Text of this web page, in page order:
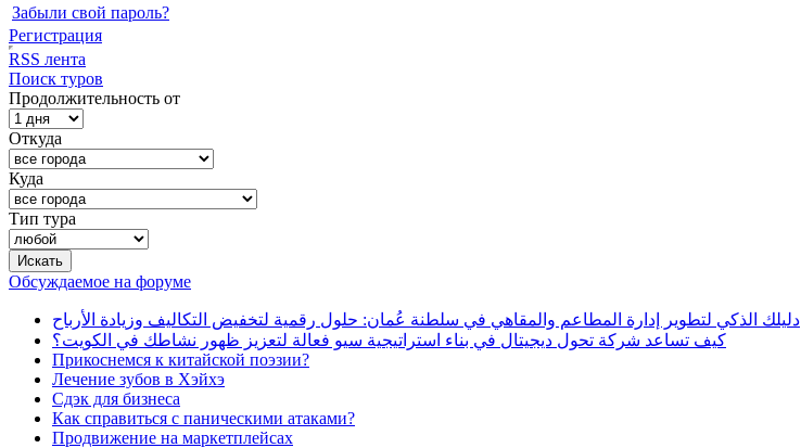
Забыли свой пароль?
Регистрация
RSS лента
Поиск туров
Продолжительность от
Откуда
Куда
Тип тура
Обсуждаемое на форуме
دليلك الذكي لتطوير إدارة المطاعم والمقاهي في سلطنة عُمان: حلول رقمية لتخفيض التكاليف وزيادة الأرباح
كيف تساعد شركة تحول ديجيتال في بناء استراتيجية سيو فعالة لتعزيز ظهور نشاطك في الكويت؟
Прикоснемся к китайской поэзии?
Лечение зубов в Хэйхэ
Сдэк для бизнеса
Как справиться с паническими атаками?
Продвижение на маркетплейсах